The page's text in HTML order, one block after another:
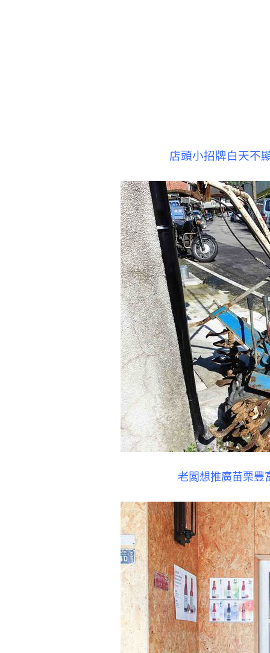
店頭小招牌白天不
老闆想推廣苗栗豐